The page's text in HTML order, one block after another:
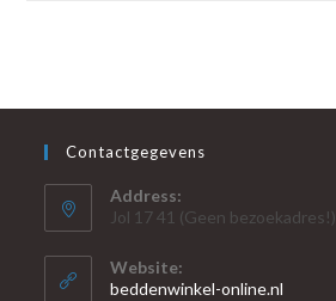
Contactgegevens
Address:
Jol 17 41 (Geen bezoekadres!)
Website:
beddenwinkel-online.nl